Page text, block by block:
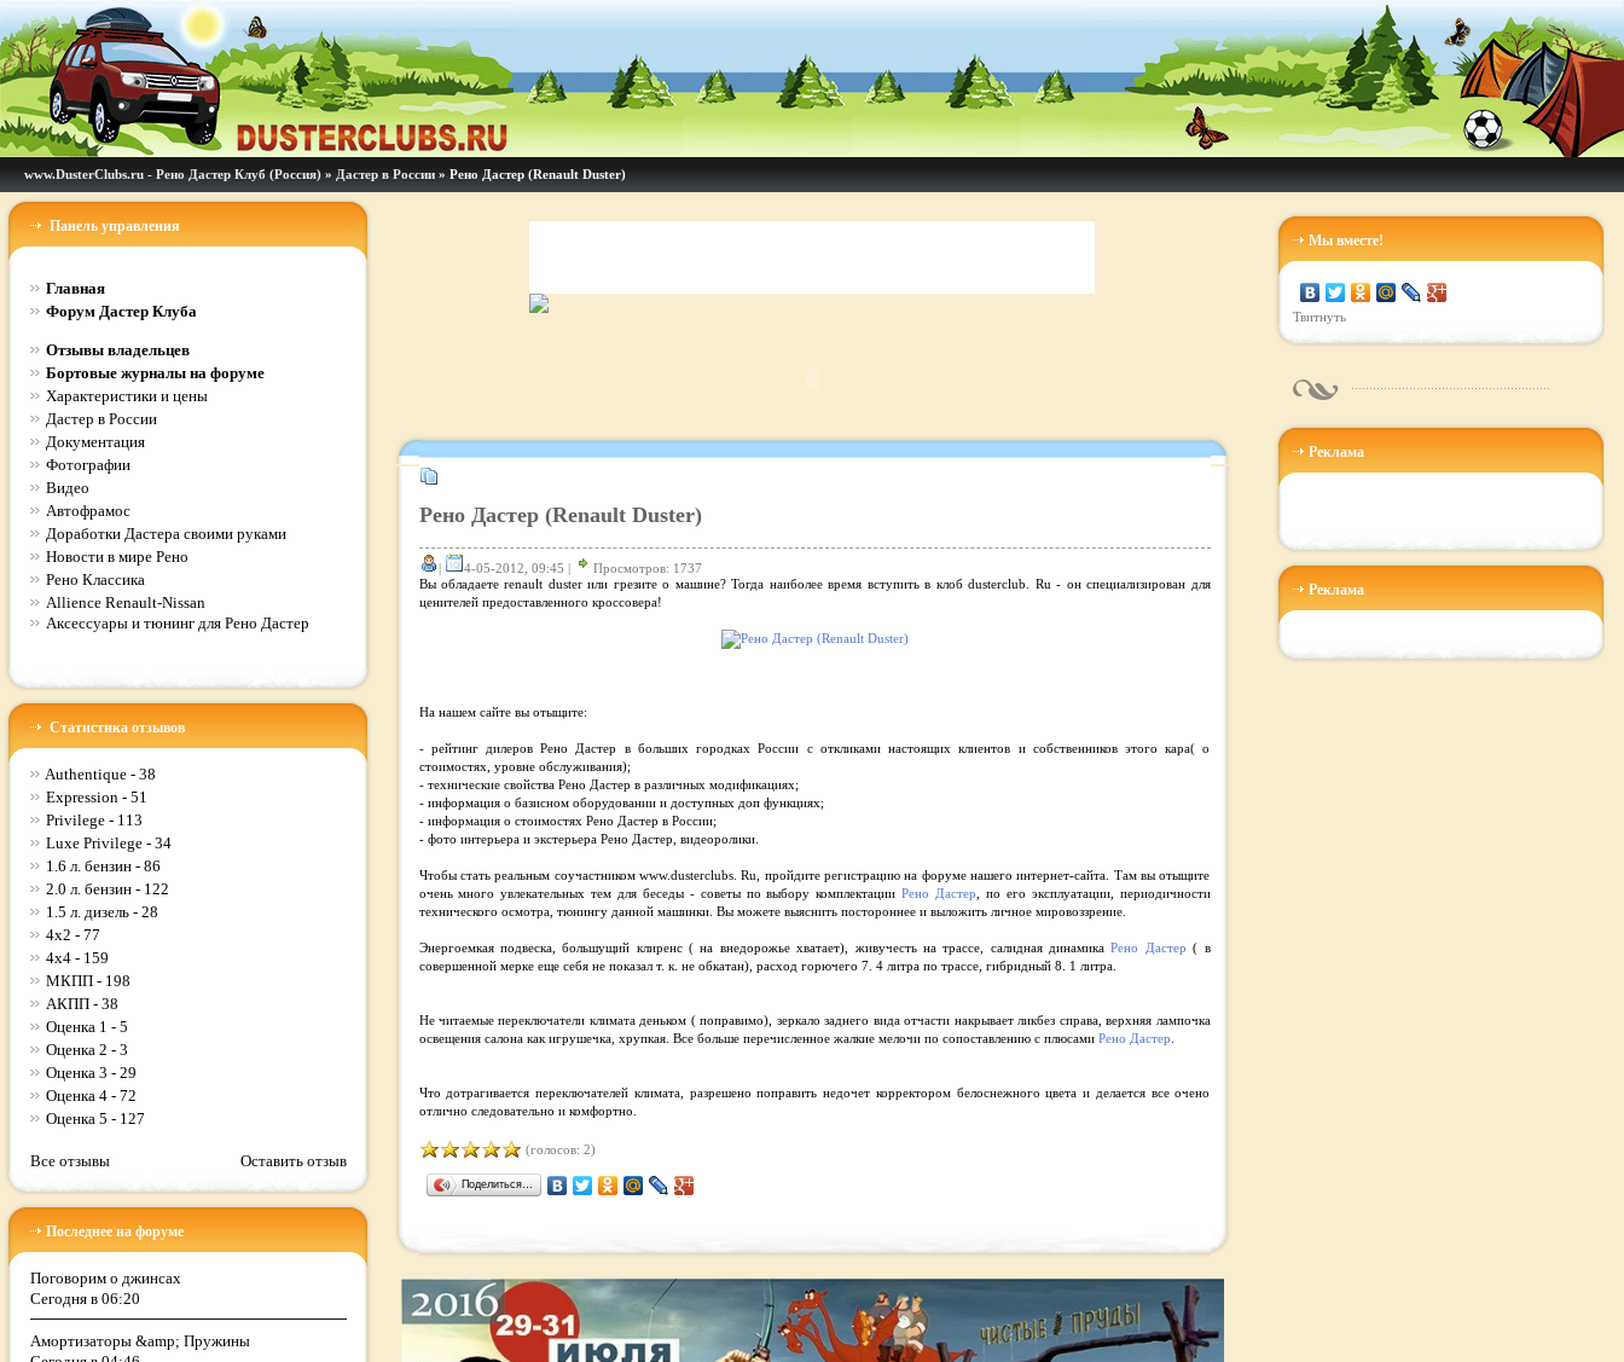
www.DusterClubs.ru - Рено Дастер Клуб (Россия) » Дастер в России » Рено Дастер (Renault Duster)
Панель управления
Главная
Форум Дастер Клуба
Отзывы владельцев
Бортовые журналы на форуме
Характеристики и цены
Дастер в России
Документация
Фотографии
Видео
Автофрамос
Доработки Дастера своими руками
Новости в мире Рено
Рено Классика
Allience Renault-Nissan
Аксессуары и тюнинг для Рено Дастер
Статистика отзывов
Authentique - 38
Expression - 51
Privilege - 113
Luxe Privilege - 34
1.6 л. бензин - 86
2.0 л. бензин - 122
1.5 л. дизель - 28
4x2 - 77
4x4 - 159
МКПП - 198
АКПП - 38
Оценка 1 - 5
Оценка 2 - 3
Оценка 3 - 29
Оценка 4 - 72
Оценка 5 - 127
Все отзывы Оставить отзыв
Последнее на форуме
Поговорим о джинсах
Сегодня в 06:20
Амортизаторы &amp; Пружины
Рено Дастер (Renault Duster)
| 4-05-2012, 09:45 | Просмотров: 1737
Вы обладаете renault duster или грезите о машине? Тогда наиболее время вступить в клоб dusterclub. Ru - он специализирован для
ценителей предоставленного кроссовера!
На нашем сайте вы отыщите:
- рейтинг дилеров Рено Дастер в больших городках России с откликами настоящих клиентов и собственников этого кара( о
стоимостях, уровне обслуживания);
- технические свойства Рено Дастер в различных модификациях;
- информация о базисном оборудовании и доступных доп функциях;
- информация о стоимостях Рено Дастер в России;
- фото интерьера и экстерьера Рено Дастер, видеоролики.
Чтобы стать реальным соучастником www.dusterclubs. Ru, пройдите регистрацию на форуме нашего интернет-сайта. Там вы отыщите
очень много увлекательных тем для беседы - советы по выбору комплектацииРено Дастер , по его эксплуатации, периодичности
технического осмотра, тюнингу данной машинки. Вы можете выяснить постороннее и выложить личное мировоззрение.
Энергоемкая подвеска, большущий клиренс ( на внедорожье хватает), живучесть на трассе, салидная динамикаРено Дастер ( в
совершенной мерке еще себя не показал т. к. не обкатан), расход горючего 7. 4 литра по трассе, гибридный 8. 1 литра.
Не читаемые переключатели климата деньком ( поправимо), зеркало заднего вида отчасти накрывает ликбез справа, верхняя лампочка
освещения салона как игрушечка, хрупкая. Все больше перечисленное жалкие мелочи по сопоставлению с плюсами Рено Дастер
Что дотрагивается переключателей климата, разрешено поправить недочет корректором белоснежного цвета и делается все очено
отлично следовательно и комфортно.
(голосов: 2)
Поделиться…
Мы вместе!
Твитнуть
Реклама
Реклама